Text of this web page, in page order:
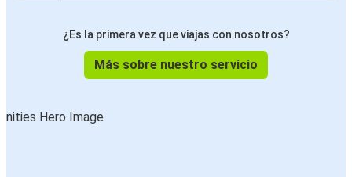
¿Es la primera vez que viajas con nosotros?
Más sobre nuestro servicio